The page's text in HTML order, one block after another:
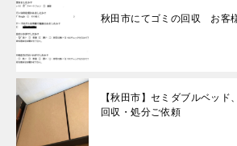
秋田市にてゴミの回収 お客
【秋田市】セミダブルベッド
回収・処分ご依頼